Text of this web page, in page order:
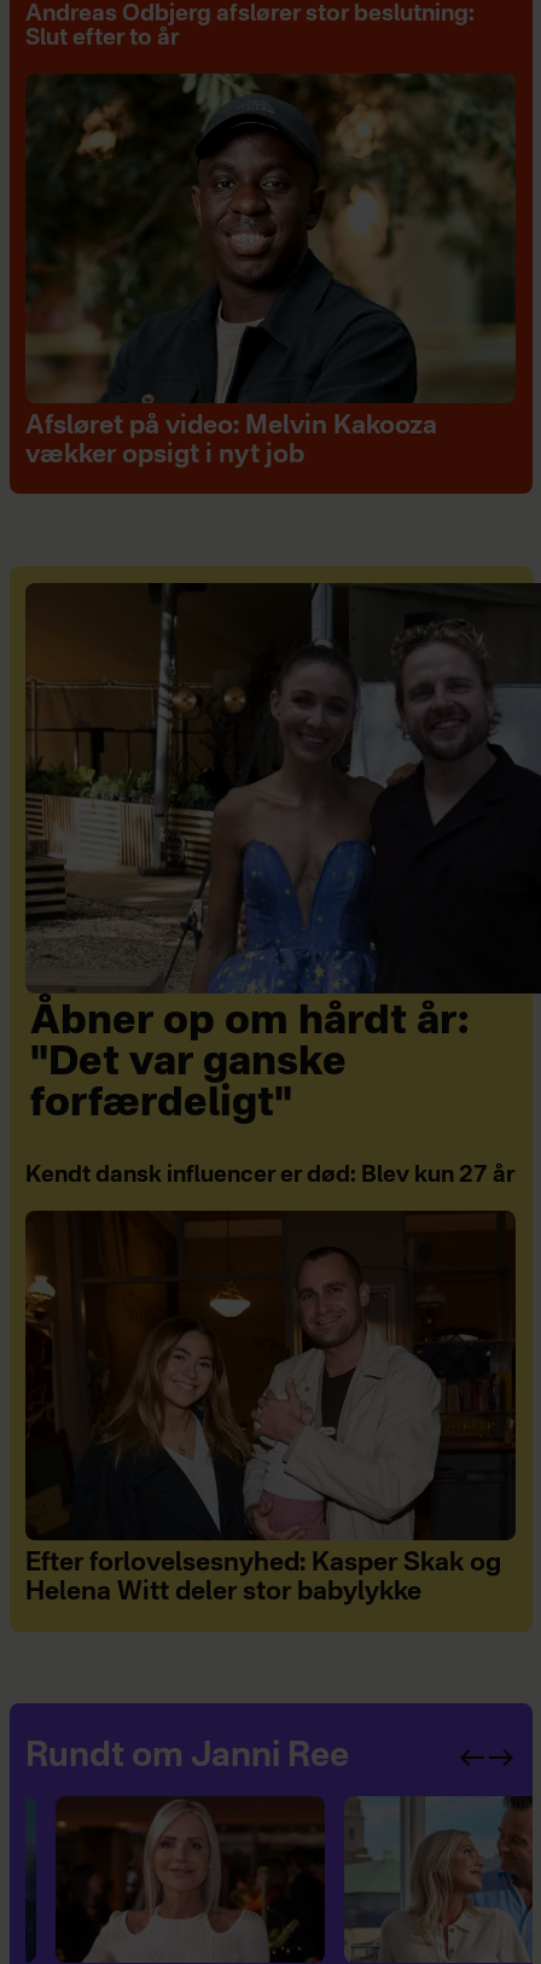
Andreas Odbjerg afslører stor beslutning:
Slut efter to år
Afsløret på video: Melvin Kakooza
vækker opsigt i nyt job
Åbner op om hårdt år:
"Det var ganske
forfærdeligt"
Kendt dansk influencer er død: Blev kun 27 år
Efter forlovelsesnyhed: Kasper Skak og
Helena Witt deler stor babylykke
Rundt om Janni Ree